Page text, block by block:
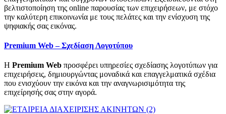
βελτιστοποίηση της online παρουσίας των επιχειρήσεων, με στόχο
την καλύτερη επικοινωνία με τους πελάτες και την ενίσχυση της
ψηφιακής σας εικόνας.
Premium Web – Σχεδίαση Λογοτύπου
Η Premium Web προσφέρει υπηρεσίες σχεδίασης λογοτύπων για
επιχειρήσεις, δημιουργώντας μοναδικά και επαγγελματικά σχέδια
που ενισχύουν την εικόνα και την αναγνωρισιμότητα της
επιχείρησής σας στην αγορά.